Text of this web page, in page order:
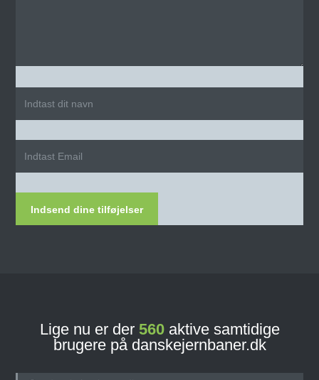
Indsend dine tilføjelser
Lige nu er der 560aktive samtidige
brugere på danskejernbaner.dk